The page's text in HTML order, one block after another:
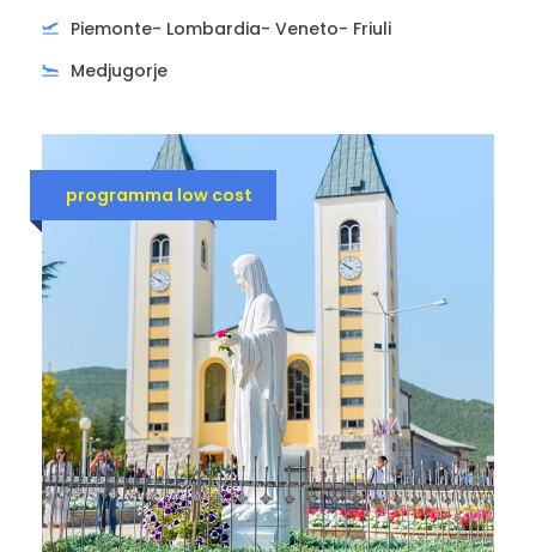
mobilificio Caramel
TRIESTE
Piemonte- Lombardia- Veneto- Friuli
Medjugorje
programma low cost